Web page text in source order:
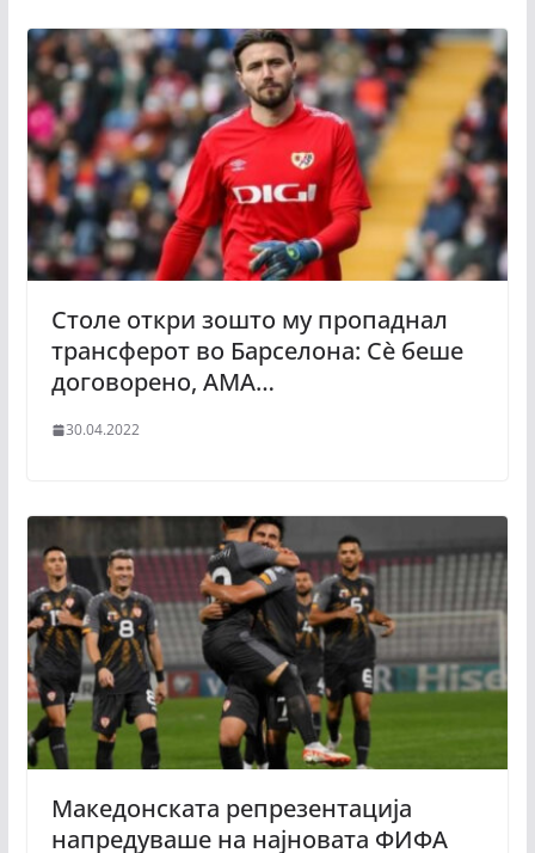
Столе откри зошто му пропаднал
трансферот во Барселона: Сè беше
договорено, АМА…
30.04.2022
Македонската репрезентација
напредуваше на најновата ФИФА